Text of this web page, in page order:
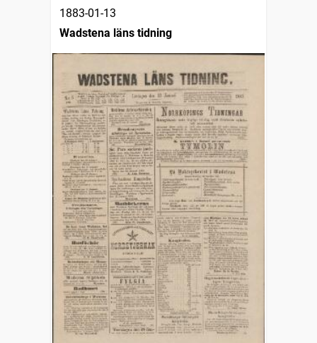
1883-01-13
Wadstena läns tidning